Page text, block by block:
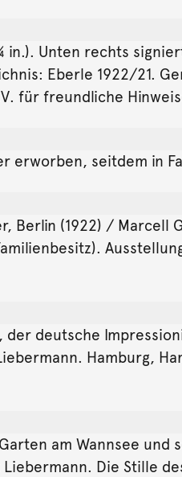
Unten rechts
Eberle 1922/21.
für freundliche
erworben, seitdem in
Berlin (1922) / Marcell
deutsche
Hamburg,
am Wannsee
Die Stille